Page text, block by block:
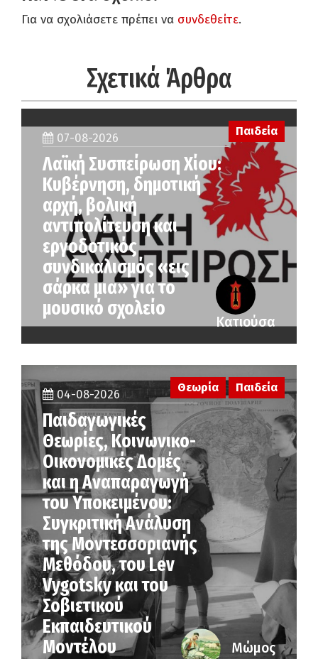
Για να σχολιάσετε πρέπει να συνδεθείτε.
Σχετικά Άρθρα
Παιδεία
07-08-2026
Λαϊκή Συσπείρωση Χίου:
Κυβέρνηση, δημοτική
αρχή, βολική
αντιπολίτευση και
εργοδοτικός
συνδικαλισμός «εις
σάρκα μια» για το
μουσικό σχολείο
Κατιούσα
04-08-2026
Παιδαγωγικές
Θεωρίες, Κοινωνικο-
Οικονομικές Δομές
και η Αναπαραγωγή
του Υποκειμένου:
Συγκριτική Ανάλυση
της Μοντεσσοριανής
Μεθόδου, του Lev
Vygotsky και του
Σοβιετικού
Εκπαιδευτικού
Μοντέλου
Θεωρία Παιδεία
Μώμος